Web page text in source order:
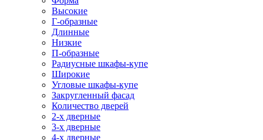
Высокие
Г-образные
Длинные
Низкие
П-образные
Радиусные шкафы-купе
Широкие
Угловые шкафы-купе
Закругленный фасад
Количество дверей
2-х дверные
3-х дверные
4-х дверные